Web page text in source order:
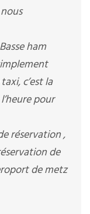
ham
c’est la
pour
réservation ,
de
de metz